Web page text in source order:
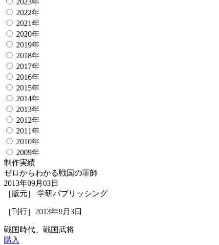
2022年
2021年
2020年
2019年
2018年
2017年
2016年
2015年
2014年
2013年
2012年
2011年
2010年
2009年
制作実績
ゼロからわかる戦国の軍師
2013年09月03日
［版元］ 学研パブリッシング
［刊行］2013年9月3日
戦国時代、戦国武将
購入